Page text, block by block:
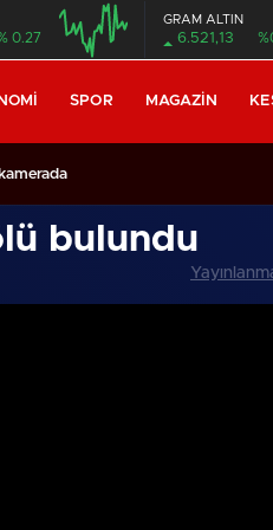
0.27
GRAM ALTIN
6.521,13
SPOR MAGAZIN
bulundu